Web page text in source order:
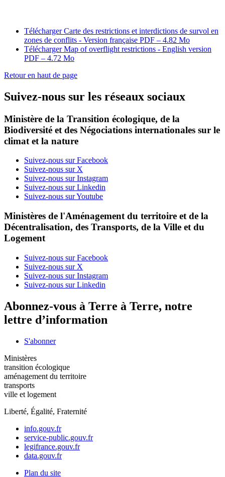
Télécharger Carte des restrictions et interdictions de survol en
zones de conflits - Version française PDF – 4.82 Mo
Télécharger Map of overflight restrictions - English version
PDF – 4.72 Mo
Retour en haut de page
Suivez-nous sur les réseaux sociaux
Ministère de la Transition écologique, de la
Biodiversité et des Négociations internationales sur le
climat et la nature
Suivez-nous sur Facebook
Suivez-nous sur X
Suivez-nous sur Instagram
Suivez-nous sur Linkedin
Suivez-nous sur Youtube
Ministères de l'Aménagement du territoire et de la
Décentralisation, des Transports, de la Ville et du
Logement
Suivez-nous sur Facebook
Suivez-nous sur X
Suivez-nous sur Instagram
Suivez-nous sur Linkedin
Abonnez-vous à Terre à Terre, notre
lettre d’information
S'abonner
Ministères
transition écologique
aménagement du territoire
transports
ville et logement
Liberté, Égalité, Fraternité
info.gouv.fr
service-public.gouv.fr
legifrance.gouv.fr
data.gouv.fr
Plan du site